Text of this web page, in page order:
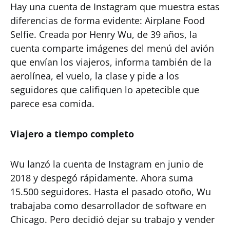
Hay una cuenta de Instagram que muestra estas
diferencias de forma evidente: Airplane Food
Selfie. Creada por Henry Wu, de 39 años, la
cuenta comparte imágenes del menú del avión
que envían los viajeros, informa también de la
aerolínea, el vuelo, la clase y pide a los
seguidores que califiquen lo apetecible que
parece esa comida.
Viajero a tiempo completo
Wu lanzó la cuenta de Instagram en junio de
2018 y despegó rápidamente. Ahora suma
15.500 seguidores. Hasta el pasado otoño, Wu
trabajaba como desarrollador de software en
Chicago. Pero decidió dejar su trabajo y vender